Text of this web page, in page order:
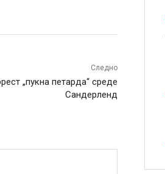
Следно
„пукна петарда“ среде
Сандерленд